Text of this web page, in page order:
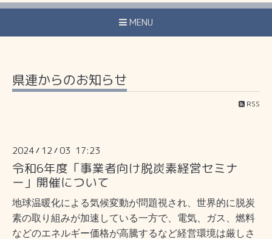
MENU
県連からのお知らせ
RSS
2024/ 12 /03 17:23
令和6年度「事業者向け脱炭素経営セミナ
ー」開催について
地球温暖化による気候変動が問題視され、世界的に脱炭
素の取り組みが加速している一方で、電気、ガス、燃料
などのエネルギー価格が高騰するなど経営環境は厳しさ